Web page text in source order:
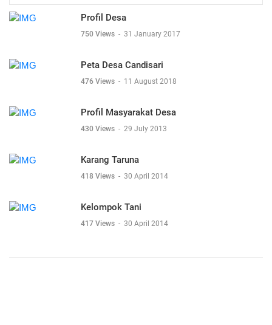
Profil Desa
750 Views - 31 January 2017
Peta Desa Candisari
476 Views - 11 August 2018
Profil Masyarakat Desa
430 Views - 29 July 2013
Karang Taruna
418 Views - 30 April 2014
Kelompok Tani
417 Views - 30 April 2014